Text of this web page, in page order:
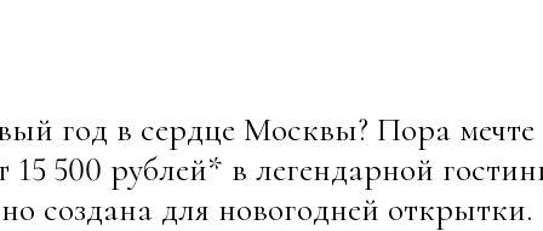
год в сердце Москвы? Пора мечте
500 рублей* в легендарной
создана для новогодней открытки.